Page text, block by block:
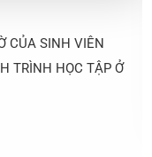
CỦA SINH VIÊN
TRÌNH HỌC TẬP Ở